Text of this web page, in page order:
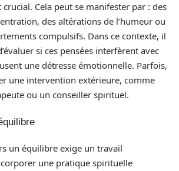
Cela peut se manifester par : des
des altérations de l’humeur ou
compulsifs. Dans ce contexte, il
si ces pensées interfèrent avec
une détresse émotionnelle. Parfois,
une intervention extérieure, comme
ou un conseiller spirituel.
un équilibre exige un travail
une pratique spirituelle